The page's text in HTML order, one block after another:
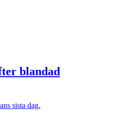
blandad
sista dag.